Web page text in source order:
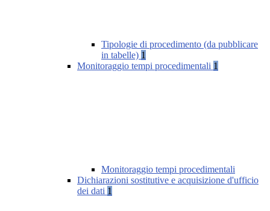
Tipologie di procedimento (da pubblicare
in tabelle) 1
Monitoraggio tempi procedimentali 1
Monitoraggio tempi procedimentali
Dichiarazioni sostitutive e acquisizione d'ufficio
dei dati 1